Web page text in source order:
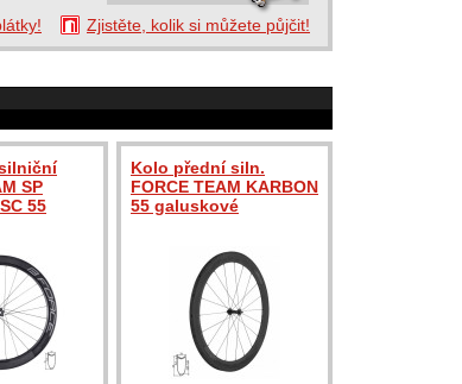
Zjistěte, kolik si můžete půjčit!
SP
55
Kolo přední siln.
FORCE TEAM KARBON
55 galuskové